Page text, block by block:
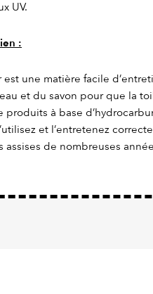
UV.
:
une matière facile
et du savon pour que la
produits à base
et l’entretenez
assises de nombreuses